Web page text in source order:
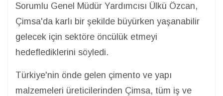
Sorumlu Genel Müdür Yardımcısı Ülkü Özcan,
Çimsa'da karlı bir şekilde büyürken yaşanabilir
gelecek için sektöre öncülük etmeyi
hedeflediklerini söyledi.
Türkiye'nin önde gelen çimento ve yapı
malzemeleri üreticilerinden Çimsa, tüm iş ve